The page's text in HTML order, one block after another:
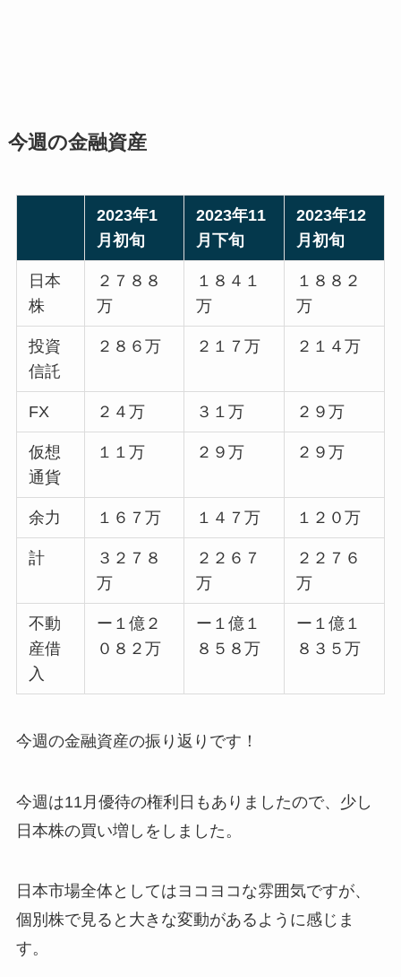
今週の金融資産
2023年1
月初旬
2023年11
月下旬
2023年12
月初旬
日本
株
２７８８
万
１８４１
万
１８８２
万
投資
信託
２８６万 ２１７万 ２１４万
FX ２４万 ３１万 ２９万
仮想
通貨
１１万 ２９万 ２９万
余力 １６７万 １４７万 １２０万
計
３２７８
万
２２６７
万
２２７６
万
不動
産借
入
ー１億２
０８２万
ー１億１
８５８万
ー１億１
８３５万
今週の金融資産の振り返りです！
今週は11月優待の権利日もありましたので、少し
日本株の買い増しをしました。
日本市場全体としてはヨコヨコな雰囲気ですが、
個別株で見ると大きな変動があるように感じま
す。